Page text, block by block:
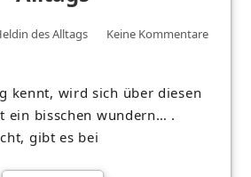
des Alltags Keine Kommentare
kennt, wird sich über diesen
ein bisschen wundern… .
gibt es bei